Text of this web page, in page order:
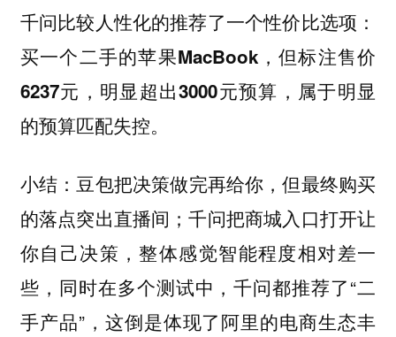
千问比较人性化的推荐了一个性价比选项：
买一个二手的苹果MacBook，但标注售价
6237元，明显超出3000元预算，属于明显
的预算匹配失控。
小结：豆包把决策做完再给你，但最终购买
的落点突出直播间；千问把商城入口打开让
你自己决策，整体感觉智能程度相对差一
些，同时在多个测试中，千问都推荐了“二
手产品”，这倒是体现了阿里的电商生态丰